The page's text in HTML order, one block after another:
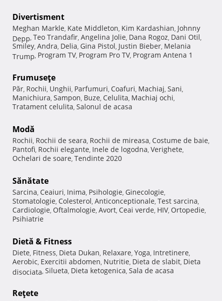
Divertisment
Meghan Markle, Kate Middleton, Kim Kardashian, Johnny
Depp, Teo Trandafir, Angelina Jolie, Dana Rogoz, Dani Otil,
Smiley, Andra, Delia, Gina Pistol, Justin Bieber, Melania
Trump, Program TV, Program Pro TV, Program Antena 1
Frumuseţe
Păr, Rochii, Unghii, Parfumuri, Coafuri, Machiaj, Sani,
Manichiura, Sampon, Buze, Celulita, Machiaj ochi,
Tratament celulita, Salonul de acasa
Modă
Rochii, Rochii de seara, Rochii de mireasa, Costume de baie,
Pantofi, Rochii elegante, Inele de logodna, Verighete,
Ochelari de soare, Tendinte 2020
Sănătate
Sarcina, Ceaiuri, Inima, Psihologie, Ginecologie,
Stomatologie, Colesterol, Anticonceptionale, Test sarcina,
Cardiologie, Oftalmologie, Avort, Ceai verde, HIV, Ortopedie,
Psihiatrie
Dietă & Fitness
Diete, Fitness, Dieta Dukan, Relaxare, Yoga, Intretinere,
Aerobic, Exercitii abdomen, Nutritie, Dieta de slabit, Dieta
disociata, Silueta, Dieta ketogenica, Sala de acasa
Reţete